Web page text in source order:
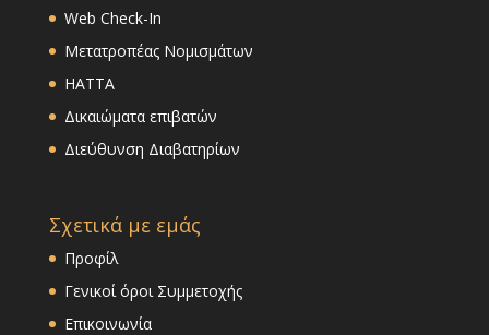
Web Check-In
Μετατροπέας Νομισμάτων
HATTA
Δικαιώματα επιβατών
Διεύθυνση Διαβατηρίων
Σχετικά με εμάς
Προφίλ
Γενικοί όροι Συμμετοχής
Επικοινωνία